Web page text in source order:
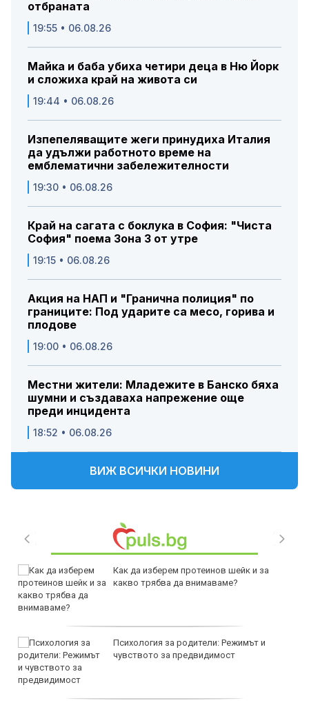
отбраната
19:55 • 06.08.26
Майка и баба убиха четири деца в Ню Йорк
и сложиха край на живота си
19:44 • 06.08.26
Изпепеляващите жеги принудиха Италия
да удължи работното време на
емблематични забележителности
19:30 • 06.08.26
Край на сагата с боклука в София: "Чиста
София" поема Зона 3 от утре
19:15 • 06.08.26
Акция на НАП и "Гранична полиция" по
границите: Под ударите са месо, горива и
плодове
19:00 • 06.08.26
Местни жители: Младежите в Банско бяха
шумни и създаваха напрежение още
преди инцидента
18:52 • 06.08.26
ВИЖ ВСИЧКИ НОВИНИ
Как да изберем протеинов шейк и за
какво трябва да внимаваме?
Психология за родители: Режимът и
чувството за предвидимост